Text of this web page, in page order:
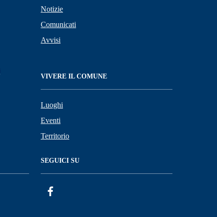
Notizie
Comunicati
Avvisi
VIVERE IL COMUNE
Luoghi
Eventi
Territorio
SEGUICI SU